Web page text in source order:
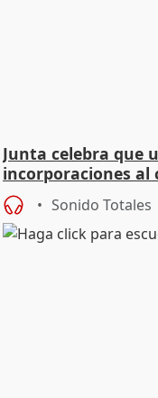
Junta celebra que
incorporaciones al
jóvenes
Sonido Totales